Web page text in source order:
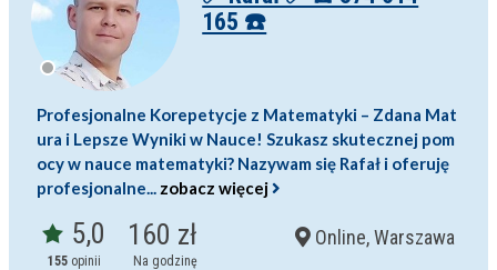
165 ☎️
Profesjonalne Korepetycje z Matematyki – Zdana Mat
ura i Lepsze Wyniki w Nauce! Szukasz skutecznej pom
ocy w nauce matematyki? Nazywam się Rafał i oferuję
profesjonalne... zobacz więcej
5,0
155opinii
160 zł
Na godzinę
Online, Warszawa